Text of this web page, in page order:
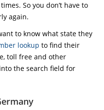
So you don’t have to
again.
to know what state they
lookup to find their
toll free and other
the search field for